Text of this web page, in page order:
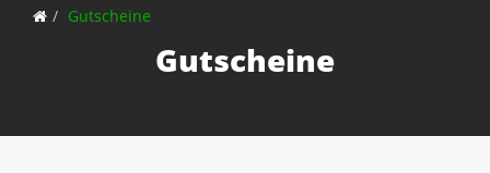
Gutscheine
Gutscheine